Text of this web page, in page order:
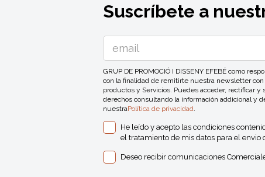
Suscríbete a
GRUP DE PROMOCIÓ I DISSENY EFEBÉ como
con la finalidad de remitirte nuestra newsletter
productos y Servicios. Puedes acceder, rectificar
derechos consultando la información addicional y
nuestraPolítica de privacidad.
He leído y acepto las condiciones
el tratamiento de mis datos para el envio
Deseo recibir comunicaciones